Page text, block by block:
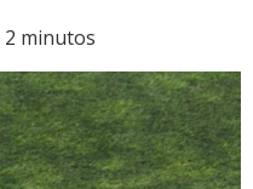
2 minutos